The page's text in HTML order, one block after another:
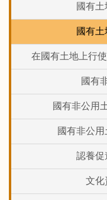
國有
國有
在國有土地上行
國有
國有非公用
國有非公
認養促
文化